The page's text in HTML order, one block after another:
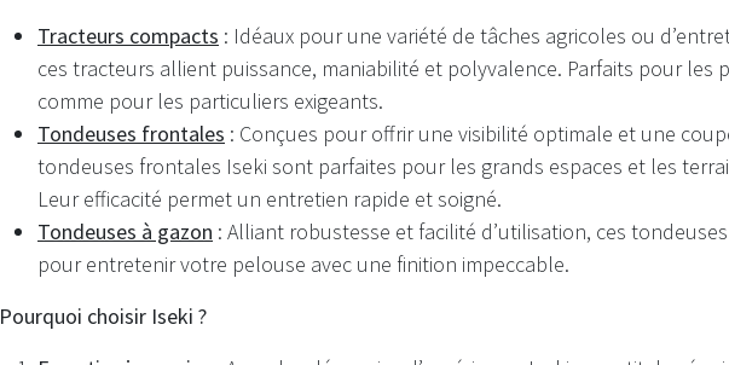
Tracteurs compacts : Idéaux pour une variété de tâches agricoles ou
ces tracteurs allient puissance, maniabilité et polyvalence. Parfaits pour les
comme pour les particuliers exigeants.
Tondeuses frontales : Conçues pour offrir une visibilité optimale et une
tondeuses frontales Iseki sont parfaites pour les grands espaces et les
Leur efficacité permet un entretien rapide et soigné.
Tondeuses à gazon : Alliant robustesse et facilité d’utilisation, ces
pour entretenir votre pelouse avec une finition impeccable.
Pourquoi choisir Iseki ?